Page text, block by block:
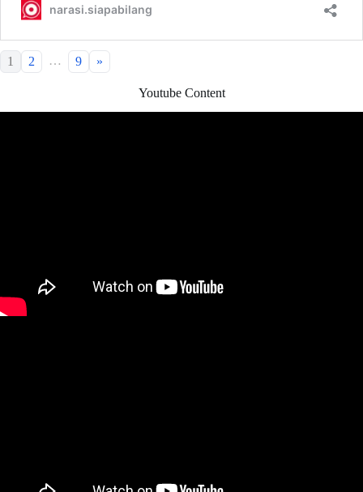
1 2 … 9 »
Youtube Content